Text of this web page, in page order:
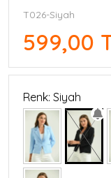
T026-Siyah
599,00
Renk: Siyah